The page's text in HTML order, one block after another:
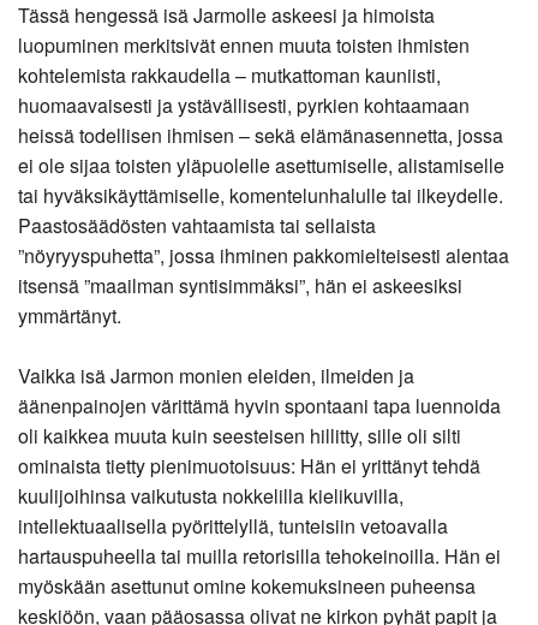
Tässä hengessä isä Jarmolle askeesi ja himoista
luopuminen merkitsivät ennen muuta toisten ihmisten
kohtelemista rakkaudella – mutkattoman kauniisti,
huomaavaisesti ja ystävällisesti, pyrkien kohtaamaan
heissä todellisen ihmisen – sekä elämänasennetta, jossa
ei ole sijaa toisten yläpuolelle asettumiselle, alistamiselle
tai hyväksikäyttämiselle, komentelunhalulle tai ilkeydelle.
Paastosäädösten vahtaamista tai sellaista
”nöyryyspuhetta”, jossa ihminen pakkomielteisesti alentaa
itsensä ”maailman syntisimmäksi”, hän ei askeesiksi
ymmärtänyt.
Vaikka isä Jarmon monien eleiden, ilmeiden ja
äänenpainojen värittämä hyvin spontaani tapa luennoida
oli kaikkea muuta kuin seesteisen hillitty, sille oli silti
ominaista tietty pienimuotoisuus: Hän ei yrittänyt tehdä
kuulijoihinsa vaikutusta nokkelilla kielikuvilla,
intellektuaalisella pyörittelyllä, tunteisiin vetoavalla
hartauspuheella tai muilla retorisilla tehokeinoilla. Hän ei
myöskään asettunut omine kokemuksineen puheensa
keskiöön, vaan pääosassa olivat ne kirkon pyhät papit ja